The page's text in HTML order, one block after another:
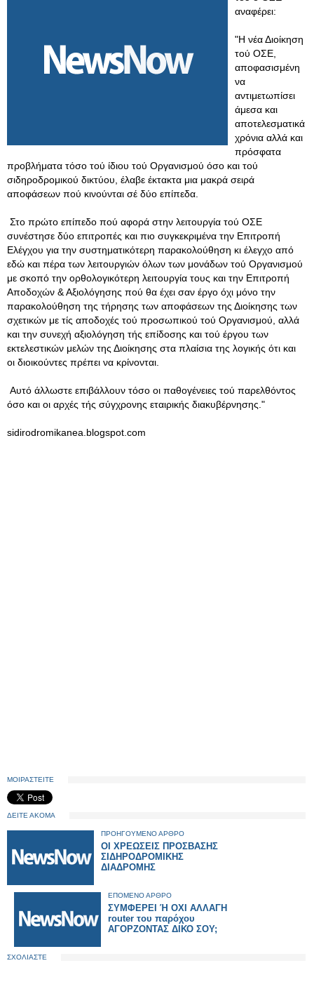
αναφέρει:
"Η νέα Διοίκηση
τού ΟΣΕ,
αποφασισμένη
να
αντιμετωπίσει
άμεσα και
αποτελεσματικά
χρόνια αλλά και
πρόσφατα
προβλήματα τόσο τού ίδιου τού Οργανισμού όσο και τού
σιδηροδρομικού δικτύου, έλαβε έκτακτα μια μακρά σειρά
αποφάσεων πού κινούνται σέ δύο επίπεδα.
Στο πρώτο επίπεδο πού αφορά στην λειτουργία τού ΟΣΕ
συνέστησε δύο επιτροπές και πιο συγκεκριμένα την Επιτροπή
Ελέγχου για την συστηματικότερη παρακολούθηση κι έλεγχο από
εδώ και πέρα των λειτουργιών όλων των μονάδων τού Οργανισμού
με σκοπό την ορθολογικότερη λειτουργία τους και την Επιτροπή
Αποδοχών & Αξιολόγησης πού θα έχει σαν έργο όχι μόνο την
παρακολούθηση της τήρησης των αποφάσεων της Διοίκησης των
σχετικών με τίς αποδοχές τού προσωπικού τού Οργανισμού, αλλά
και την συνεχή αξιολόγηση τής επίδοσης και τού έργου των
εκτελεστικών μελών της Διοίκησης στα πλαίσια της λογικής ότι και
οι διοικούντες πρέπει να κρίνονται.
Αυτό άλλωστε επιβάλλουν τόσο οι παθογένειες τού παρελθόντος
όσο και οι αρχές τής σύγχρονης εταιρικής διακυβέρνησης."
sidirodromikanea.blogspot.com
ΜΟΙΡΑΣΤΕΙΤΕ
ΔΕΙΤΕ ΑΚΟΜΑ
ΠΡΟΗΓΟΥΜΕΝΟ ΑΡΘΡΟ
ΟΙ ΧΡΕΩΣΕΙΣ ΠΡΟΣΒΑΣΗΣ
ΣΙΔΗΡΟΔΡΟΜΙΚΗΣ
ΔΙΑΔΡΟΜΗΣ
ΕΠΟΜΕΝΟ ΑΡΘΡΟ
ΣΥΜΦΕΡΕΙ Ή ΟΧΙ ΑΛΛΑΓΗ
router του παρόχου
ΑΓΟΡΖΟΝΤΑΣ ΔΙΚΟ ΣΟΥ;
ΣΧΟΛΙΑΣΤΕ